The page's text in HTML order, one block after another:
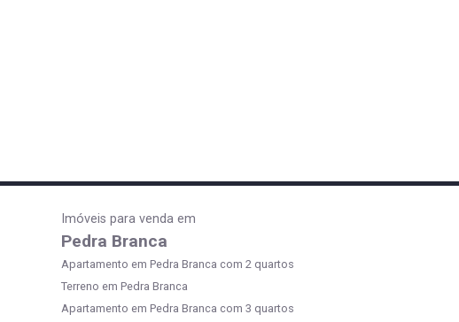
Imóveis para venda em
Pedra Branca
Apartamento em Pedra Branca com 2 quartos
Terreno em Pedra Branca
Apartamento em Pedra Branca com 3 quartos